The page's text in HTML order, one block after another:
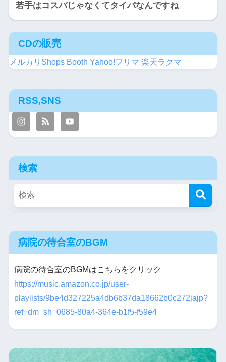
若手はコスパじゃなくてタイパなんですね
CDの販売
メルカリShops Booth Yahoo!フリマ 楽天ラクマ
RSS,SNS
検索
病院の待合室のBGM
病院の待合室のBGMはこちらをクリック
https://music.amazon.co.jp/user-
playlists/9be4d327225a4db6b37da18662b0c272jajp?
ref=dm_sh_0685-80a4-364e-b1f5-f59e4